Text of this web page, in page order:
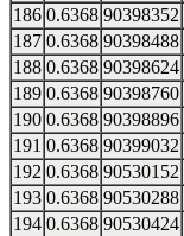
186 0.6368 90398352
187 0.6368 90398488
188 0.6368 90398624
189 0.6368 90398760
190 0.6368 90398896
191 0.6368 90399032
192 0.6368 90530152
193 0.6368 90530288
194 0.6368 90530424